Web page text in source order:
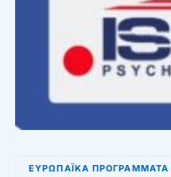
ΕΥΡΩΠΑΪΚΆ ΠΡΟΓΡΆΜΜΑΤΑ